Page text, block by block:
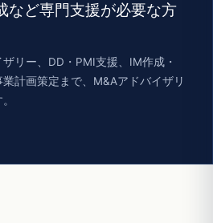
など専門支援が必要な方
リー、DD・PMI支援、IM作成・
計画策定まで、M&Aアドバイザリ